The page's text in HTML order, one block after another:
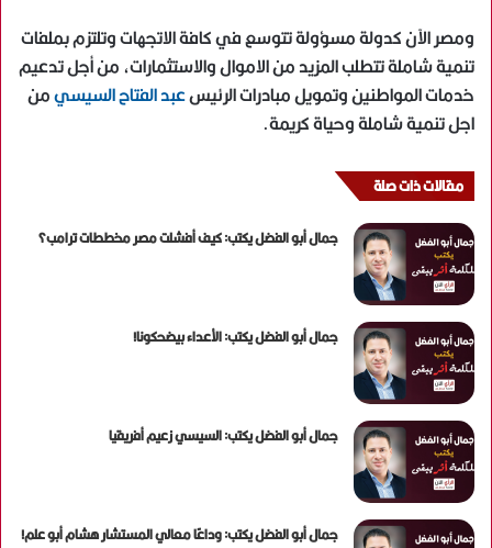
ومصر الآن كدولة مسؤولة تتوسع في كافة الاتجهات وتلتزم بملفات
تنمية شاملة تتطلب المزيد من الاموال والاستثمارات، من أجل تدعيم
خدمات المواطنين وتمويل مبادرات الرئيسعبد الفتاح السيسيمن
اجل تنمية شاملة وحياة كريمة.
مقالات ذات صلة
جمال أبو الفضل يكتب: كيف أفشلت مصر مخططات ترامب؟
جمال أبو الفضل يكتب: الأعداء بيضحكونا!
جمال أبو الفضل يكتب: السيسي زعيم أفريقيا
جمال أبو الفضل يكتب: وداعًا معالي المستشار هشام أبو علم!